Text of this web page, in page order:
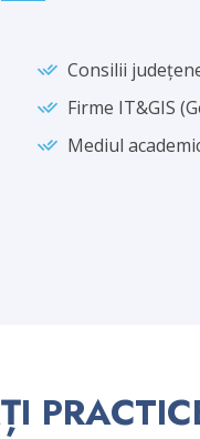
Consilii
Firme IT&GIS
Mediul